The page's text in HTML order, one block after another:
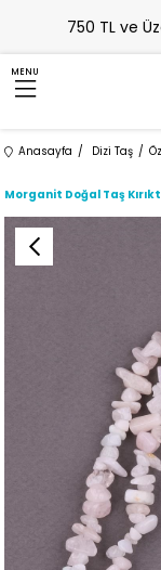
750 TL ve
MENU
Anasayfa Dizi Taş
Morganit Doğal Taş